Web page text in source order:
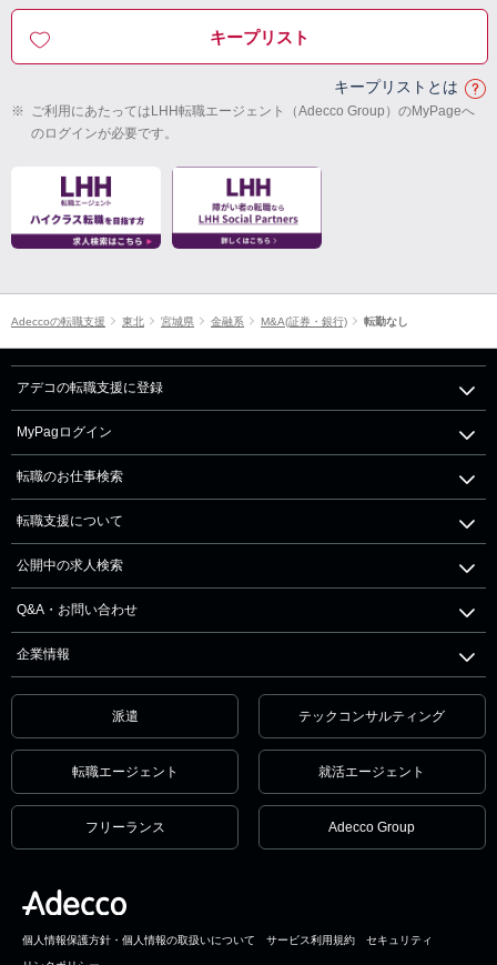
キープリスト
キープリストとは
※ ご利用にあたってはLHH転職エージェント（Adecco Group）のMyPageへ
のログインが必要です。
Adeccoの転職支援 東北 宮城県 金融系 M&A(証券・銀行) 転勤なし
アデコの転職支援に登録
MyPagログイン
転職のお仕事検索
転職支援について
公開中の求人検索
Q&A・お問い合わせ
企業情報
派遣 テックコンサルティング
転職エージェント 就活エージェント
フリーランス Adecco Group
個人情報保護方針・個人情報の取扱いについて サービス利用規約 セキュリティ